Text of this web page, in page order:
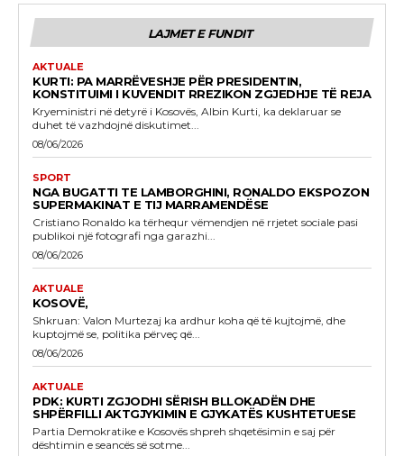
LAJMET E FUNDIT
AKTUALE
KURTI: PA MARRËVESHJE PËR PRESIDENTIN,
KONSTITUIMI I KUVENDIT RREZIKON ZGJEDHJE TË REJA
Kryeministri në detyrë i Kosovës, Albin Kurti, ka deklaruar se
duhet të vazhdojnë diskutimet...
08/06/2026
SPORT
NGA BUGATTI TE LAMBORGHINI, RONALDO EKSPOZON
SUPERMAKINAT E TIJ MARRAMENDËSE
Cristiano Ronaldo ka tërhequr vëmendjen në rrjetet sociale pasi
publikoi një fotografi nga garazhi...
08/06/2026
AKTUALE
KOSOVË,
Shkruan: Valon Murtezaj ka ardhur koha që të kujtojmë, dhe
kuptojmë se, politika përveç që...
08/06/2026
AKTUALE
PDK: KURTI ZGJODHI SËRISH BLLOKADËN DHE
SHPËRFILLI AKTGJYKIMIN E GJYKATËS KUSHTETUESE
Partia Demokratike e Kosovës shpreh shqetësimin e saj për
dështimin e seancës së sotme...